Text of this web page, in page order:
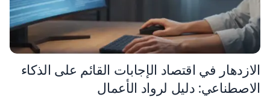
الازدهار في اقتصاد الإجابات القائم على الذكاء
الاصطناعي: دليل لرواد الأعمال